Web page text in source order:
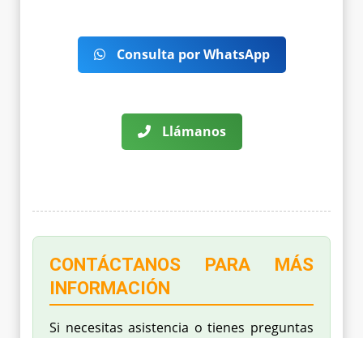
Consulta por WhatsApp
Llámanos
CONTÁCTANOS PARA MÁS
INFORMACIÓN
Si necesitas asistencia o tienes preguntas